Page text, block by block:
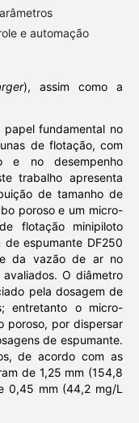
e automação
), assim como a
papel fundamental no
de flotação, com
e no desempenho
trabalho apresenta
de tamanho de
poroso e um micro-
flotação minipiloto
espumante DF250
e da vazão de ar no
O diâmetro
pela dosagem de
entretanto o micro-
poroso, por dispersar
de espumante.
de acordo com as
de 1,25 mm (154,8
0,45 mm (44,2 mg/L